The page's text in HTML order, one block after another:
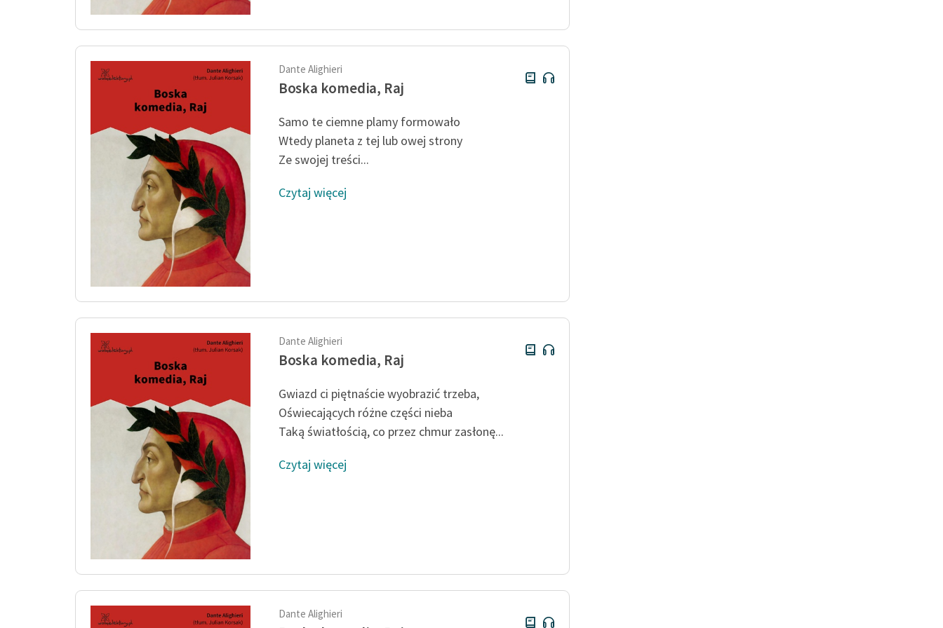
Dante Alighieri
Boska komedia, Raj
Samo te ciemne plamy formowało
Wtedy planeta z tej lub owej strony
Ze swojej treści...
Czytaj więcej
Dante Alighieri
Boska komedia, Raj
Gwiazd ci piętnaście wyobrazić trzeba,
Oświecających różne części nieba
Taką światłością, co przez chmur zasłonę...
Czytaj więcej
Dante Alighieri